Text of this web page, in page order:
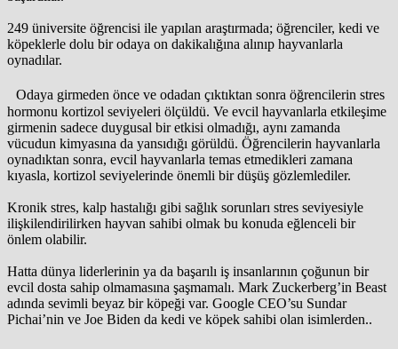
249 üniversite öğrencisi ile yapılan araştırmada; öğrenciler, kedi ve
köpeklerle dolu bir odaya on dakikalığına alınıp hayvanlarla
oynadılar.
Odaya girmeden önce ve odadan çıktıktan sonra öğrencilerin stres
hormonu kortizol seviyeleri ölçüldü. Ve evcil hayvanlarla etkileşime
girmenin sadece duygusal bir etkisi olmadığı, aynı zamanda
vücudun kimyasına da yansıdığı görüldü. Öğrencilerin hayvanlarla
oynadıktan sonra, evcil hayvanlarla temas etmedikleri zamana
kıyasla, kortizol seviyelerinde önemli bir düşüş gözlemlediler.
Kronik stres, kalp hastalığı gibi sağlık sorunları stres seviyesiyle
ilişkilendirilirken hayvan sahibi olmak bu konuda eğlenceli bir
önlem olabilir.
Hatta dünya liderlerinin ya da başarılı iş insanlarının çoğunun bir
evcil dosta sahip olmamasına şaşmamalı. Mark Zuckerberg’in Beast
adında sevimli beyaz bir köpeği var. Google CEO’su Sundar
Pichai’nin ve Joe Biden da kedi ve köpek sahibi olan isimlerden..